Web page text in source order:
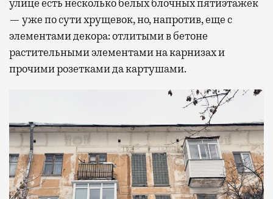
улице есть несколько белых блочных пятиэтажек
— уже по сути хрущевок, но, напротив, еще с
элементами декора: отлитыми в бетоне
растительными элементами на карнизах и
прочими розетками да картушами.